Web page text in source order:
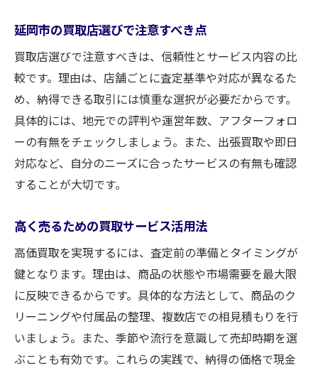
納得して売るための店舗選びガイド
初めてでも安心な買取利用の流れと注意点
初めての買取も安心なステップ解説
買取利用時の流れと失敗しないコツ
リサイクルショップ初利用時の注意点
査定時に気をつけたいポイントとは
安心して買取を進めるための準備方法
延岡市で買取サービスを選ぶ際の重要な基準
延岡市で買取店を選ぶための基準解説
リサイクルショップ選びで迷わないコツ
買取査定額とサービス内容を比較しよう
家電やブランド買取の対応範囲を確認
安心して利用できる買取専門店の特徴
延岡市の買取店選びで注意すべき点
買取店選びで注意すべきは、信頼性とサービス内容の比
較です。理由は、店舗ごとに査定基準や対応が異なるた
め、納得できる取引には慎重な選択が必要だからです。
具体的には、地元での評判や運営年数、アフターフォロ
ーの有無をチェックしましょう。また、出張買取や即日
対応など、自分のニーズに合ったサービスの有無も確認
することが大切です。
高く売るための買取サービス活用法
高価買取を実現するには、査定前の準備とタイミングが
鍵となります。理由は、商品の状態や市場需要を最大限
に反映できるからです。具体的な方法として、商品のク
リーニングや付属品の整理、複数店での相見積もりを行
いましょう。また、季節や流行を意識して売却時期を選
ぶことも有効です。これらの実践で、納得の価格で現金